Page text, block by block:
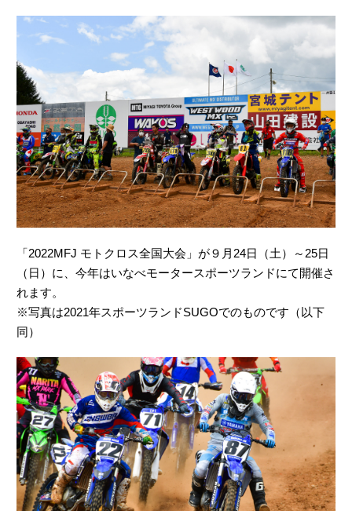
「2022MFJ モトクロス全国大会」が９月24日（土）～25日
（日）に、今年はいなべモータースポーツランドにて開催さ
れます。
※写真は2021年スポーツランドSUGOでのものです（以下
同）